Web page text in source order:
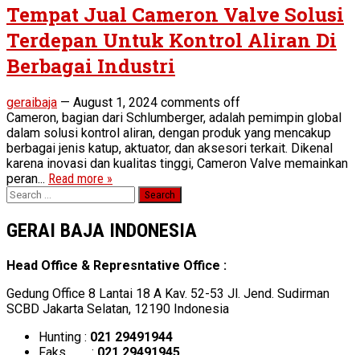
Tempat Jual Cameron Valve Solusi
Terdepan Untuk Kontrol Aliran Di
Berbagai Industri
geraibaja — August 1, 2024 comments off
Cameron, bagian dari Schlumberger, adalah pemimpin global
dalam solusi kontrol aliran, dengan produk yang mencakup
berbagai jenis katup, aktuator, dan aksesori terkait. Dikenal
karena inovasi dan kualitas tinggi, Cameron Valve memainkan
peran... Read more »
Search
for:
GERAI BAJA INDONESIA
Head Office & Represntative Office :
Gedung Office 8 Lantai 18 A Kav. 52-53 Jl. Jend. Sudirman
SCBD Jakarta Selatan, 12190 Indonesia
Hunting : 021 29491944
Faks : 021 29491945